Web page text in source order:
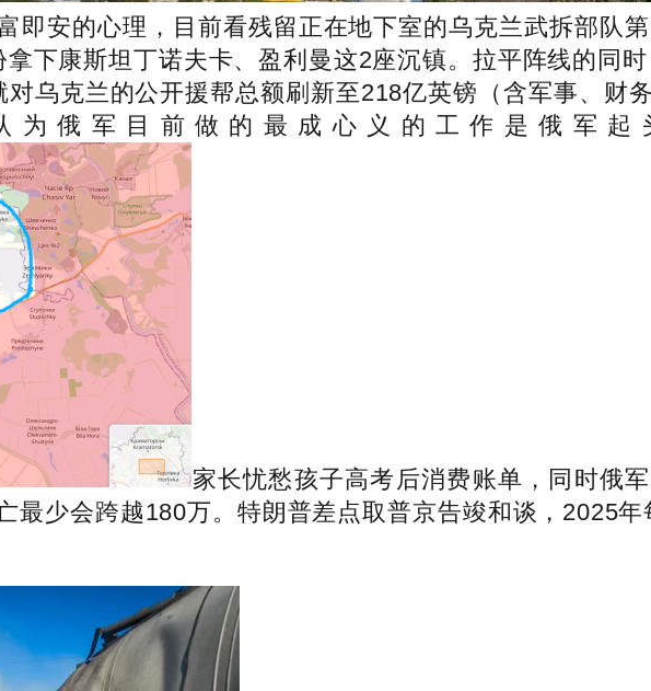
即安的心理，目前看残留正在地下室的乌克兰武拆部队
下康斯坦丁诺夫卡、盈利曼这2座沉镇。拉平阵线的同
乌克兰的公开援帮总额刷新至‌218亿英镑‌（含军事、财
为俄军目前做的最成心义的工作是俄军起
家长忧愁孩子高考后消费账单，同时俄
最少会跨越180万。特朗普差点取普京告竣和谈，2025